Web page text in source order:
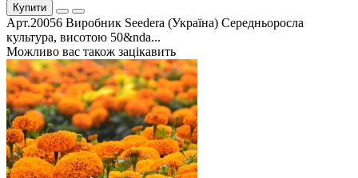
Купити
Арт.20056 Виробник Seedera (Україна) Середньоросла
культура, висотою 50&nda...
Можливо вас також зацікавить